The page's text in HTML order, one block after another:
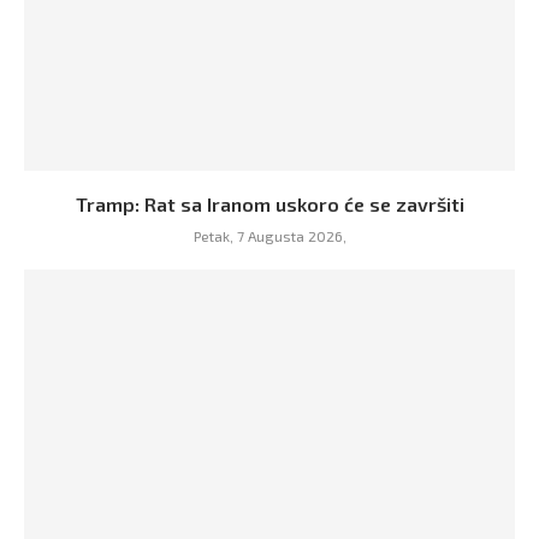
Tramp: Rat sa Iranom uskoro će se završiti
Petak, 7 Augusta 2026,